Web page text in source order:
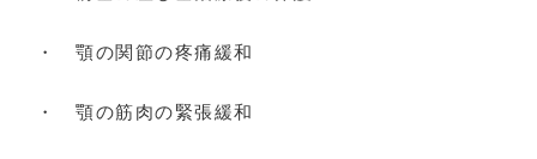
・ 顎の関節の疼痛緩和
・ 顎の筋肉の緊張緩和